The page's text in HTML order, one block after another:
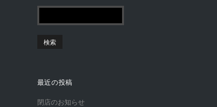
最近の投稿
閉店のお知らせ